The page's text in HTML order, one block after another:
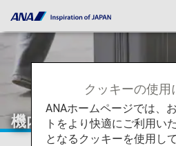
機内持ち込み・お預か
クッキーの使用
ANAホームページでは、
トをより快適にご利用い
となるクッキーを使用し